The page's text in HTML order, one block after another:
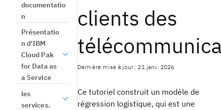
documentatio
n
Présentatio
n d'IBM
Cloud Pak
for Data as
a Service
les
services.
clients des
Dernière mise à jour : 21 janv. 2026
Ce tutoriel construit un modèle de
régression logistique, qui est une